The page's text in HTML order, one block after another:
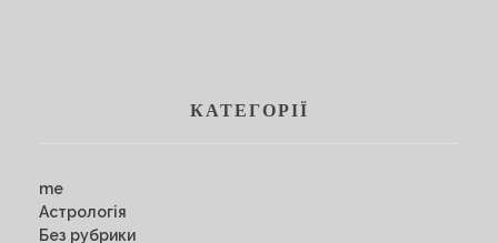
КАТЕГОРІЇ
me
Астрологія
Без рубрики